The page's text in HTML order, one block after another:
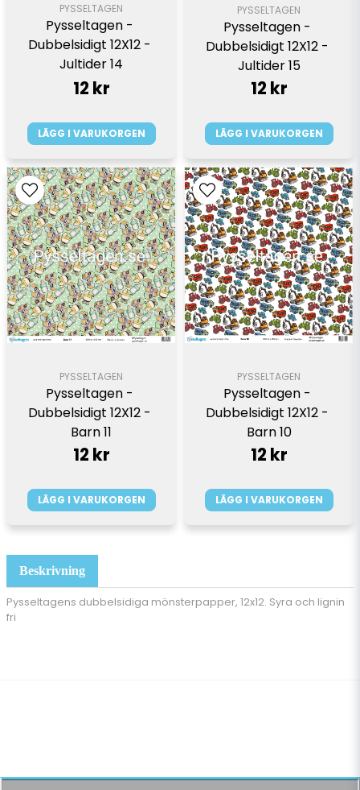
Beskrivning
Pysseltagens dubbelsidiga mönsterpapper, 12x12. Syra och lignin
fri
PYSSELTAGEN
Pysseltagen -
Dubbelsidigt 12X12 -
Jultider 14
12 kr
LÄGG I VARUKORGEN
PYSSELTAGEN
Pysseltagen -
Dubbelsidigt 12X12 -
Jultider 15
12 kr
LÄGG I VARUKORGEN
PYSSELTAGEN
Pysseltagen -
Dubbelsidigt 12X12 -
Barn 11
12 kr
LÄGG I VARUKORGEN
PYSSELTAGEN
Pysseltagen -
Dubbelsidigt 12X12 -
Barn 10
12 kr
LÄGG I VARUKORGEN